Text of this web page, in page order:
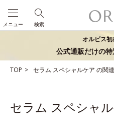
検索
メニュー
オルビス
公式通販だけの
TOP セラム スペシャルケア の関
セラム スペシャ